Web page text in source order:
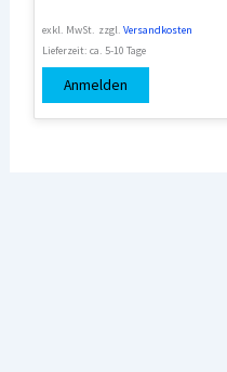
exkl. MwSt. zzgl.Versandkosten
Lieferzeit:ca. 5-10 Tage
Anmelden